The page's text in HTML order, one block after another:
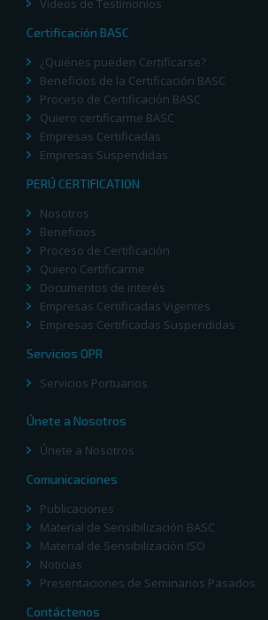
Videos de Testimonios
Certificación BASC
¿Quiénes pueden Certificarse?
Beneficios de la Certificación BASC
Proceso de Certificación BASC
Quiero certificarme BASC
Empresas Certificadas
Empresas Suspendidas
PERÚ CERTIFICATION
Nosotros
Beneficios
Proceso de Certificación
Quiero Certificarme
Documentos de interés
Empresas Certificadas Vigentes
Empresas Certificadas Suspendidas
Servicios OPR
Servicios Portuarios
Únete a Nosotros
Únete a Nosotros
Comunicaciones
Publicaciones
Material de Sensibilización BASC
Material de Sensibilización ISO
Noticias
Presentaciones de Seminarios Pasados
Contáctenos